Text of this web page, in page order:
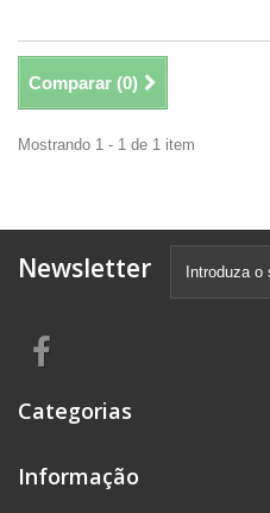
Comparar (0)
Mostrando 1 - 1 de 1 item
Newsletter
Categorias
Informação